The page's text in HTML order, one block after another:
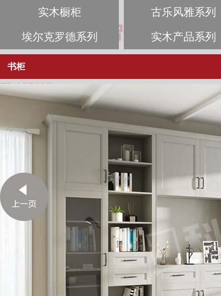
首页
首页 | 全部产品分类
实木橱柜 古乐风雅系列
简中式系列
JANE CHINESE SERIES
新中式系列
实木樱桃系列
CHERRYWOOD
方圆之中系列
FANGYUAN MIDDLE